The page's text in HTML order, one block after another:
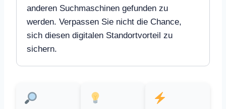
anderen Suchmaschinen gefunden zu
werden. Verpassen Sie nicht die Chance,
sich diesen digitalen Standortvorteil zu
sichern.